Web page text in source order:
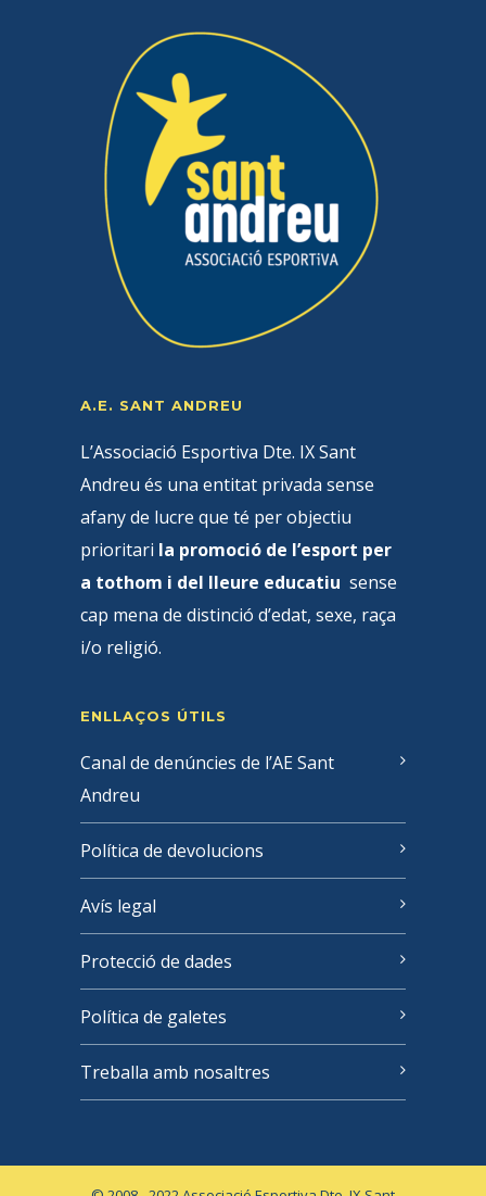
A.E. SANT ANDREU
L’Associació Esportiva Dte. IX Sant
Andreu és una entitat privada sense
afany de lucre que té per objectiu
prioritari la promoció de l’esport per
a tothom i del lleure educatiu sense
cap mena de distinció d’edat, sexe, raça
i/o religió.
ENLLAÇOS ÚTILS
Canal de denúncies de l’AE Sant
Andreu
Política de devolucions
Avís legal
Protecció de dades
Política de galetes
Treballa amb nosaltres